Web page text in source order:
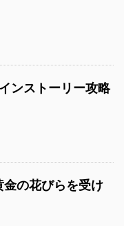
ンストーリー攻略
の花びらを受け